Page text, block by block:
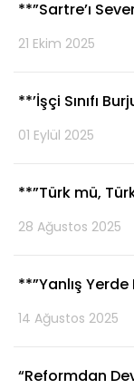
**”Sartre’ı
21 Ekim 2025
**’İşçi Sınıfı
01 Eylül 2025
**”Türk mü,
28 Ağustos 2025
**”Yanlış
14 Ağustos 2025
“Reformdan